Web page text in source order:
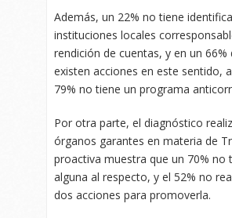
Además, un 22% no tiene
instituciones locales
rendición de cuentas, y en un 66%
existen acciones en este sentido,
79% no tiene un programa
Por otra parte, el diagnóstico
órganos garantes en materia de
proactiva muestra que un 70% no
alguna al respecto, y el 52% no
dos acciones para promoverla.